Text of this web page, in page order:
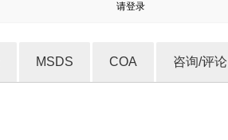
请登录
MSDS COA 咨询/评论